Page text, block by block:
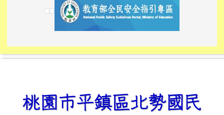
link to https://
link to https://10000.gov.tw/
link to https://
link to https://10000.gov.tw/
link to https://
link to https://
link to https://i.win.org.tw/
link to https://
link to https://
link to https://
link to https://
桃園市平鎮區北勢國民